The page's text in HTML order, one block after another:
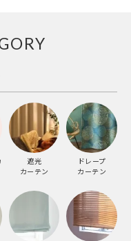
遮光
カーテン
ドレープ
カーテン